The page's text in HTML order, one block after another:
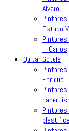
Alvaro
Pintores
Estuco
Pintores
– Carlos
Quitar Gotelé
Enrique
Pintores
hacer
Pintores